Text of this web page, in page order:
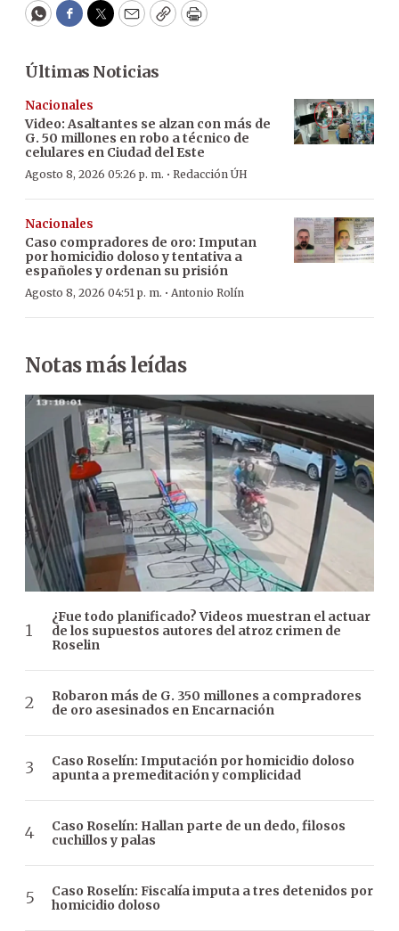
WhatsApp
Facebook
Twitter
EmailCopyPrint
Últimas Noticias
Nacionales
Video: Asaltantes se alzan con más de
G. 50 millones en robo a técnico de
celulares en Ciudad del Este
Agosto 8, 2026 05:26 p. m. · Redacción ÚH
Nacionales
Caso compradores de oro: Imputan
por homicidio doloso y tentativa a
españoles y ordenan su prisión
Agosto 8, 2026 04:51 p. m. · Antonio Rolín
Notas más leídas
¿Fue todo planificado? Videos muestran el actuar
de los supuestos autores del atroz crimen de
Roselin
Robaron más de G. 350 millones a compradores
de oro asesinados en Encarnación
Caso Roselín: Imputación por homicidio doloso
apunta a premeditación y complicidad
Caso Roselín: Hallan parte de un dedo, filosos
cuchillos y palas
Caso Roselín: Fiscalía imputa a tres detenidos por
homicidio doloso